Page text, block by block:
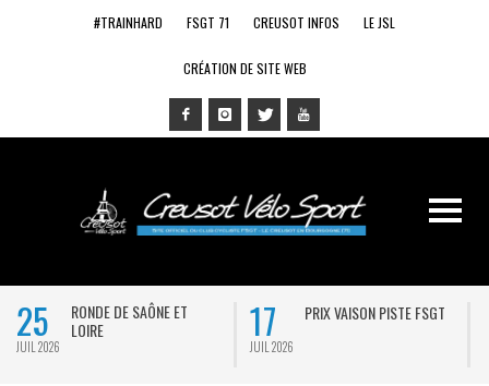
#TRAINHARD FSGT 71 CREUSOT INFOS LE JSL
CRÉATION DE SITE WEB
25
JUIL 2026
RONDE DE SAÔNE ET
LOIRE
17
JUIL 2026
PRIX VAISON PISTE FSGT